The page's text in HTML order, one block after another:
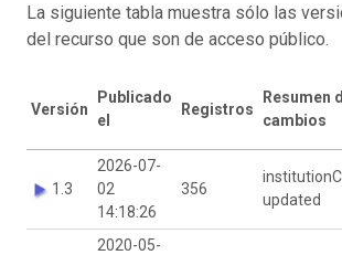
La siguiente tabla muestra sólo las
del recurso que son de acceso público.
Versión
Publicado
el
Registros
Resumen
cambios
1.3
2026-07-
02
14:18:26
356
updated
2020-05-